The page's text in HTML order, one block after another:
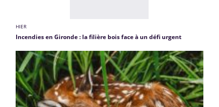
HIER
Incendies en Gironde : la filière bois face à un défi urgent